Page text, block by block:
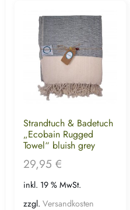
Strandtuch & Badetuch
„Ecobain Rugged
Towel“ bluish grey
29,95 €
inkl. 19 % MwSt.
zzgl. Versandkosten